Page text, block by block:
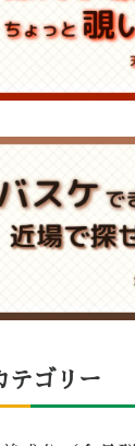
テゴリー